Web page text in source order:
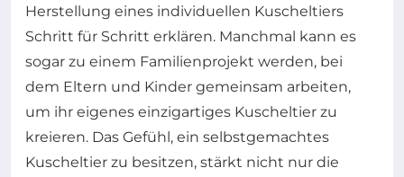
Herstellung eines individuellen Kuscheltiers
Schritt für Schritt erklären. Manchmal kann es
sogar zu einem Familienprojekt werden, bei
dem Eltern und Kinder gemeinsam arbeiten,
um ihr eigenes einzigartiges Kuscheltier zu
kreieren. Das Gefühl, ein selbstgemachtes
Kuscheltier zu besitzen, stärkt nicht nur die